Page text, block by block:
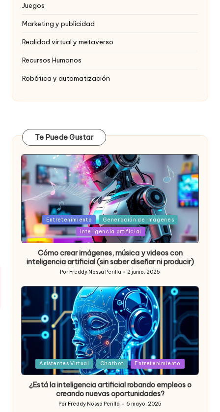
Juegos
Marketing y publicidad
Realidad virtual y metaverso
Recursos Humanos
Robótica y automatización
Te Puede Gustar
Posted
in
Entretenimiento
Generación de Imagenes
Inteligencia artificial
Cómo crear imágenes, música y videos con
inteligencia artificial (sin saber diseñar ni producir)
Publicado
por
Por Freddy Nossa Perilla 2 junio, 2025
Posted
in
Asistentes Virtual Chatbot Entretenimiento
¿Está la inteligencia artificial robando empleos o
creando nuevas oportunidades?
Publicado
Por Freddy Nossa Perilla 6 mayo, 2025